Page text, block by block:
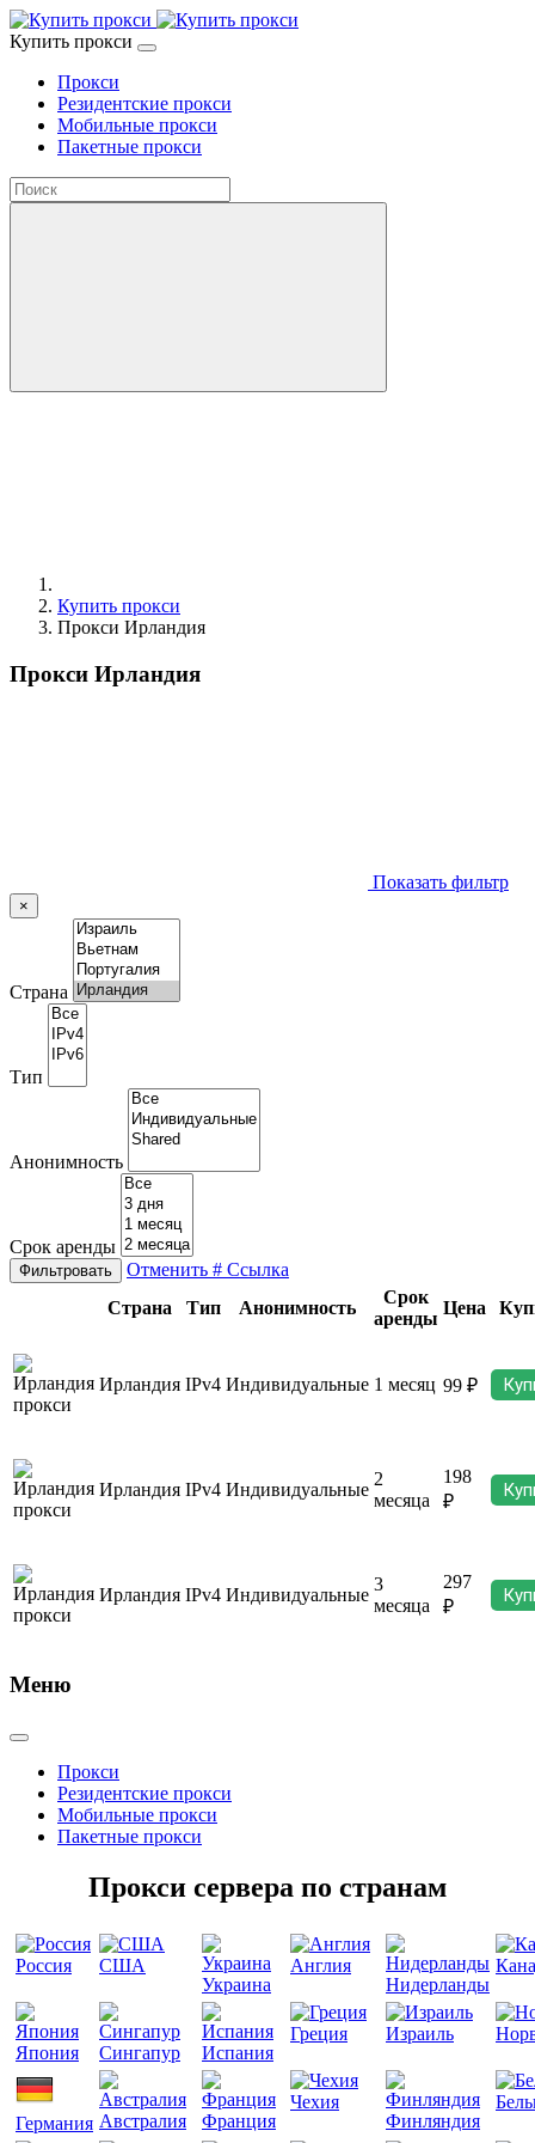
Купить прокси
Прокси
Резидентские прокси
Мобильные прокси
Пакетные прокси
Купить прокси
Прокси Ирландия
Прокси Ирландия
Показать фильтр
×
Страна
Тип
Анонимность
Срок аренды
Фильтровать Отменить # Ссылка
Страна
Тип Анонимность
Срок
аренды
Цена
Ирландия IPv4 Индивидуальные 1 месяц 99 ₽
Ирландия IPv4 Индивидуальные
2
месяца
198
₽
Ирландия IPv4 Индивидуальные
3
месяца
297
₽
Меню
Прокси
Резидентские прокси
Мобильные прокси
Пакетные прокси
Прокси сервера по странам
Россия
США
Украина
Англия
Нидерланды
Япония Сингапур Испания
Греция Израиль
Германия Австралия Франция
Чехия
Финляндия